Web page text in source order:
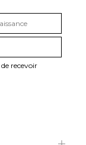
recevoir